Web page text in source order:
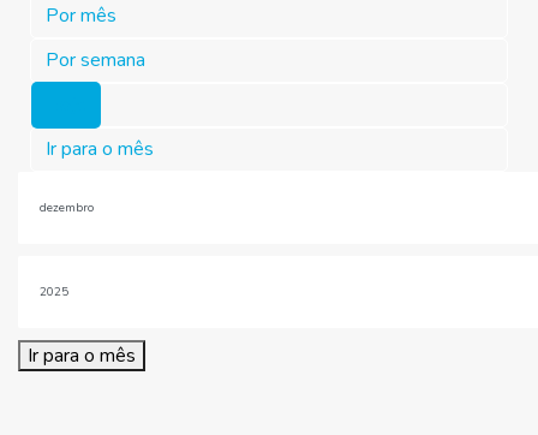
Por mês
Por semana
Ir para o mês
Ir para o mês